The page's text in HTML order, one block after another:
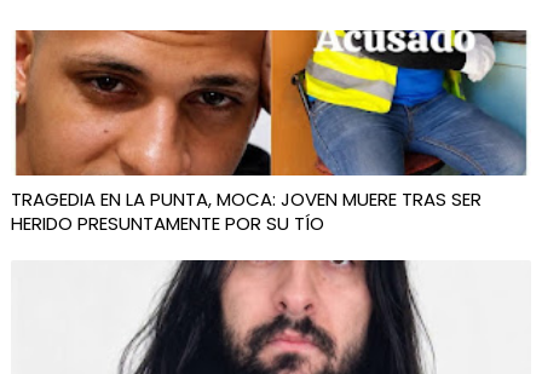
TRAGEDIA EN LA PUNTA, MOCA: JOVEN MUERE TRAS SER
HERIDO PRESUNTAMENTE POR SU TÍO